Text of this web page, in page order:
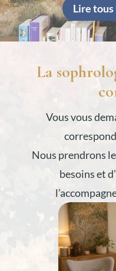
Lire
La
Vous vous
Nous prendrons
besoins et